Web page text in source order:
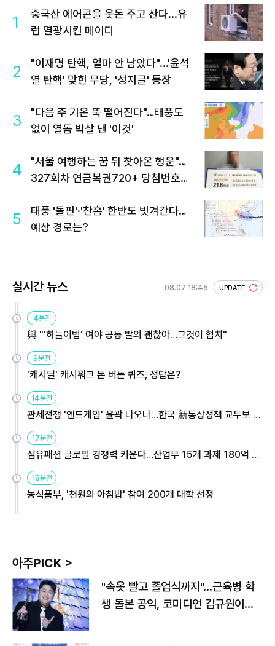
1
중국산 에어콘을 웃돈 주고 산다...유
럽 열광시킨 메이디
2
"이재명 탄핵, 얼마 안 남았다"...'윤석
열 탄핵' 맞힌 무당, '성지글' 등장
3
"다음 주 기온 뚝 떨어진다"…태풍도
없이 열돔 박살 낸 '이것'
4
"서울 여행하는 꿈 뒤 찾아온 행운"…
327회차 연금복권720+ 당첨번호조
5
태풍 '돌핀'·'찬홈' 한반도 빗겨간다…
예상 경로는?
실시간 뉴스 08.07 18:45 UPDATE
4분전
與 "'하늘이법' 여야 공동 발의 괜찮아…그것이 협치"
9분전
'캐시딜' 캐시워크 돈 버는 퀴즈, 정답은?
14분전
관세전쟁 '엔드게임' 윤곽 나오나…한국 新통상정책 교두보 활
용해야
17분전
섬유패션 글로벌 경쟁력 키운다…산업부 15개 과제 180억 지
원
18분전
농식품부, '천원의 아침밥' 참여 200개 대학 선정
아주PICK >
"속옷 빨고 졸업식까지"…근육병 학
생 돌본 공익, 코미디언 김규원이었